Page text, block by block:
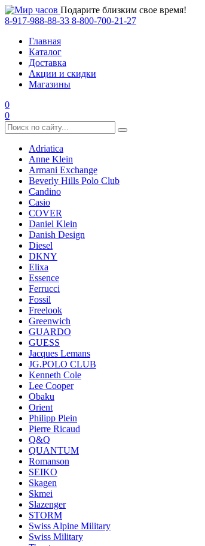
Подарите близким свое время!
8-917-988-88-33 8-800-700-21-27
Главная
Каталог
Доставка
Акции и скидки
Магазины
0
0
Adriatica
Anne Klein
Armani Exchange
Beverly Hills Polo Club
Candino
Casio
COVER
Daniel Klein
Danish Design
Diesel
DKNY
Elixa
Essence
Ferrucci
Fossil
Freelook
Greenwich
GUARDO
GUESS
Jacques Lemans
JG.POLO CLUB
Kenneth Cole
Lee Cooper
Obaku
Orient
Philipp Plein
Pierre Ricaud
Q&Q
QUANTUM
Romanson
SEIKO
Skagen
Skmei
Slazenger
STORM
Swiss Alpine Military
Swiss Military